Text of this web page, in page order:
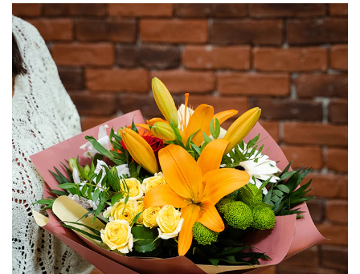
Trandafiri criogenati
Plante de apartament